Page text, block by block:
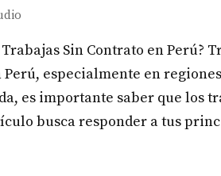
Trabajas Sin Contrato en
especialmente en
es importante saber que los
busca responder a tus